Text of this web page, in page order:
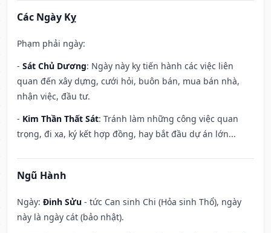
Các Ngày Kỵ
Phạm phải ngày:
- Sát Chủ Dương: Ngày này kỵ tiến hành các việc liên
quan đến xây dựng, cưới hỏi, buôn bán, mua bán nhà,
nhận việc, đầu tư.
- Kim Thần Thất Sát: Tránh làm những công việc quan
trọng, đi xa, ký kết hợp đồng, hay bắt đầu dự án lớn...
Ngũ Hành
Ngày: Đinh Sửu - tức Can sinh Chi (Hỏa sinh Thổ), ngày
này là ngày cát (bảo nhật).